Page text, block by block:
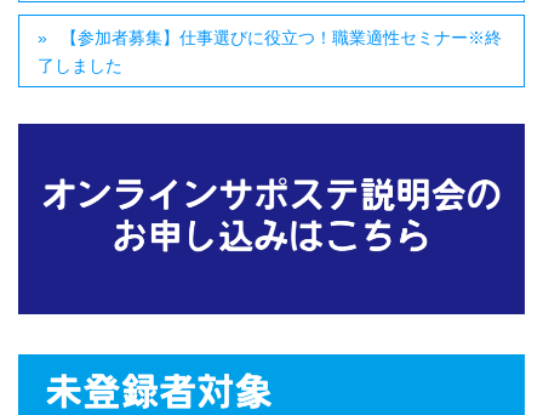
【参加者募集】仕事選びに役立つ！職業適性セミナー※終
了しました